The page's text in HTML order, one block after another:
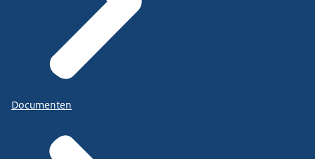
Documenten